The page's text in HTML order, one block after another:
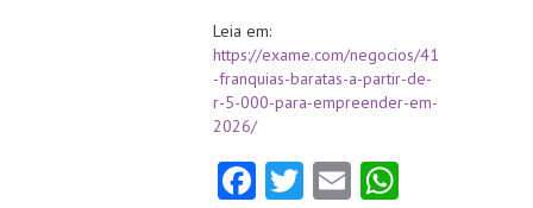
Leia em:
https://exame.com/negocios/41
-franquias-baratas-a-partir-de-
r-5-000-para-empreender-em-
2026/
Fa T E